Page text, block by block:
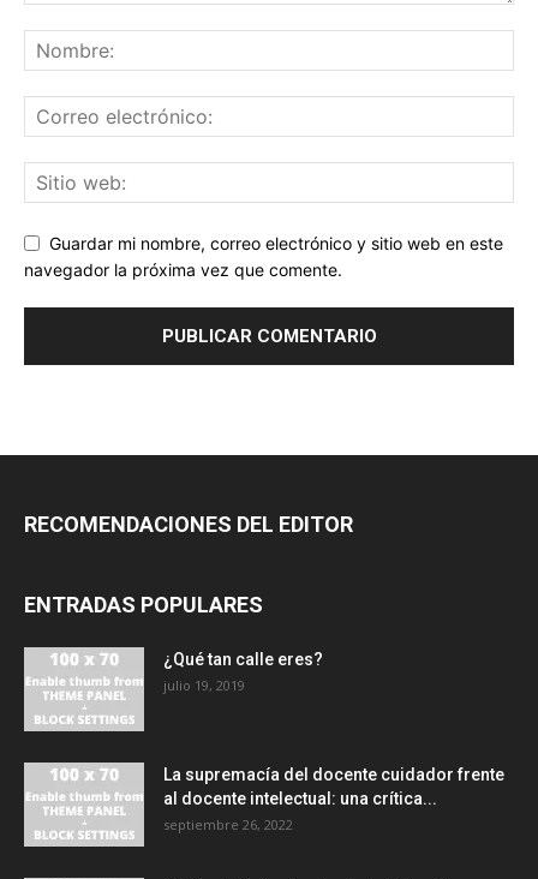
Guardar mi nombre, correo electrónico y sitio web en este
navegador la próxima vez que comente.
RECOMENDACIONES DEL EDITOR
ENTRADAS POPULARES
¿Qué tan calle eres?
julio 19, 2019
La supremacía del docente cuidador frente
al docente intelectual: una crítica...
septiembre 26, 2022